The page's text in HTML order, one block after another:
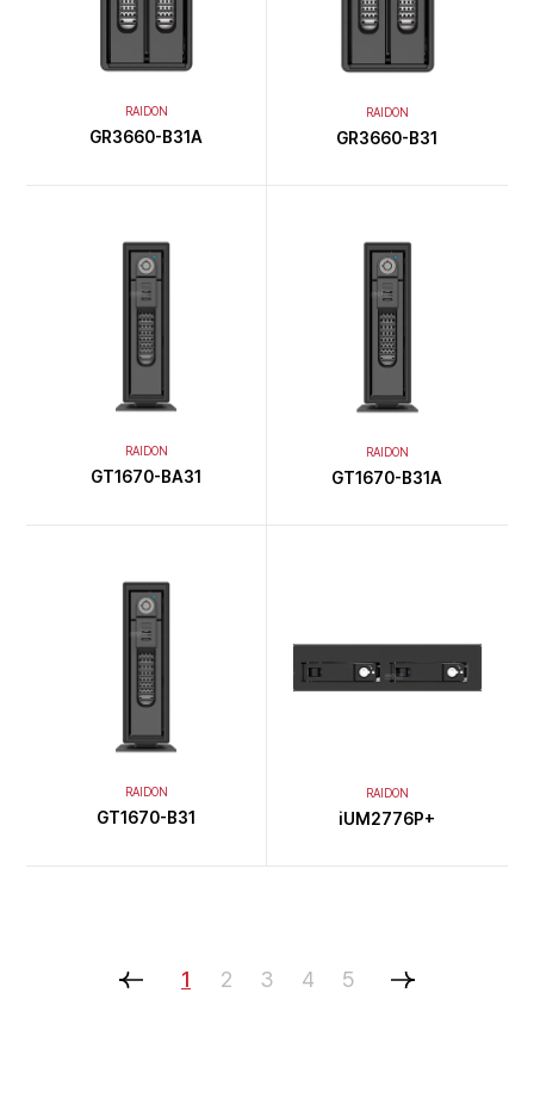
RAIDON
GR3660-B31A
RAIDON
GR3660-B31
RAIDON
GT1670-BA31
RAIDON
GT1670-B31A
RAIDON
GT1670-B31
RAIDON
iUM2776P+
1 2 3 4 5